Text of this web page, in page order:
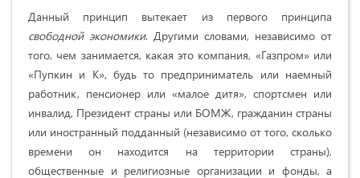
Данный принцип вытекает из первого принципа
свободной экономики. Другими словами, независимо от
того, чем занимается, какая это компания, «Газпром» или
«Пупкин и К», будь то предприниматель или наемный
работник, пенсионер или «малое дитя», спортсмен или
инвалид, Президент страны или БОМЖ, гражданин страны
или иностранный подданный (независимо от того, сколько
времени он находится на территории страны),
общественные и религиозные организации и фонды, а